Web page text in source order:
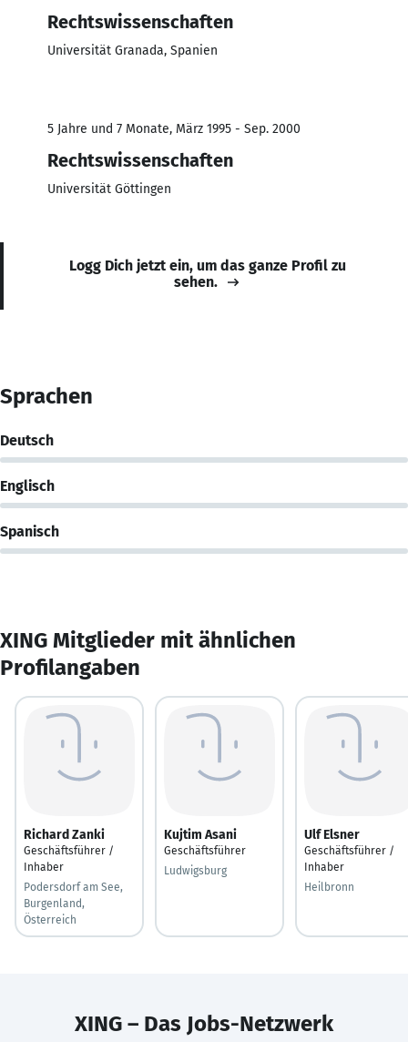
Rechtswissenschaften
Universität Granada, Spanien
5 Jahre und 7 Monate, März 1995 - Sep. 2000
Rechtswissenschaften
Universität Göttingen
Logg Dich jetzt ein, um das ganze Profil zu
sehen.
Sprachen
Deutsch
Englisch
Spanisch
XING Mitglieder mit ähnlichen
Profilangaben
Richard Zanki
Geschäftsführer /
Inhaber
Podersdorf am See,
Burgenland,
Österreich
Kujtim Asani
Geschäftsführer
Ludwigsburg
Ulf Elsner
Geschäftsführer /
Inhaber
Heilbronn
XING – Das Jobs-Netzwerk